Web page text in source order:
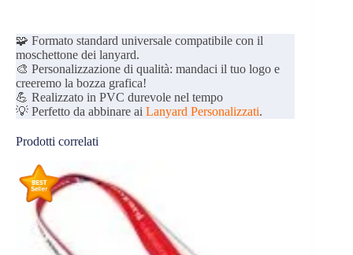
🧩 Formato standard universale compatibile con il
moschettone dei lanyard.
🎨 Personalizzazione di qualità: mandaci il tuo logo e
creeremo la bozza grafica!
💪 Realizzato in PVC durevole nel tempo
💡 Perfetto da abbinare ai Lanyard Personalizzati.
Prodotti correlati